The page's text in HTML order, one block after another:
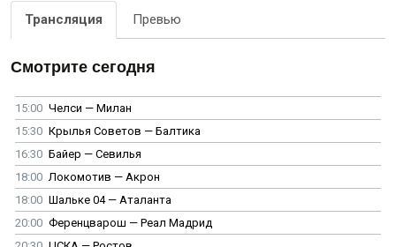
Трансляция Превью
Смотрите сегодня
15:00 Челси — Милан
15:30 Крылья Советов — Балтика
16:30 Байер — Севилья
18:00 Локомотив — Акрон
18:00 Шальке 04 — Аталанта
20:00 Ференцварош — Реал Мадрид